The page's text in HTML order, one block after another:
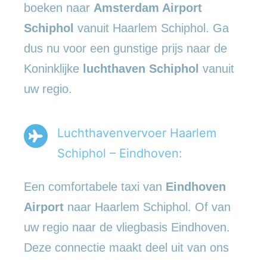
boeken naar Amsterdam Airport
Schiphol vanuit Haarlem Schiphol. Ga
dus nu voor een gunstige prijs naar de
Koninklijke luchthaven Schiphol vanuit
uw regio.
Luchthavenvervoer Haarlem
Schiphol – Eindhoven:
Een comfortabele taxi van Eindhoven
Airport naar Haarlem Schiphol. Of van
uw regio naar de vliegbasis Eindhoven.
Deze connectie maakt deel uit van ons